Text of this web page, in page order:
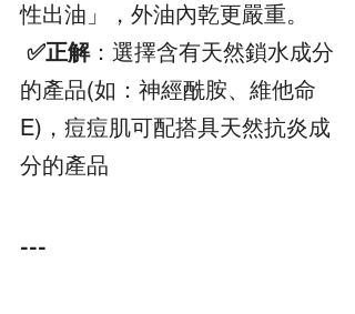
性出油」，外油內乾更嚴重。
✅正解：選擇含有天然鎖水成分
的產品(如：神經酰胺、維他命
E)，痘痘肌可配搭具天然抗炎成
分的產品
---